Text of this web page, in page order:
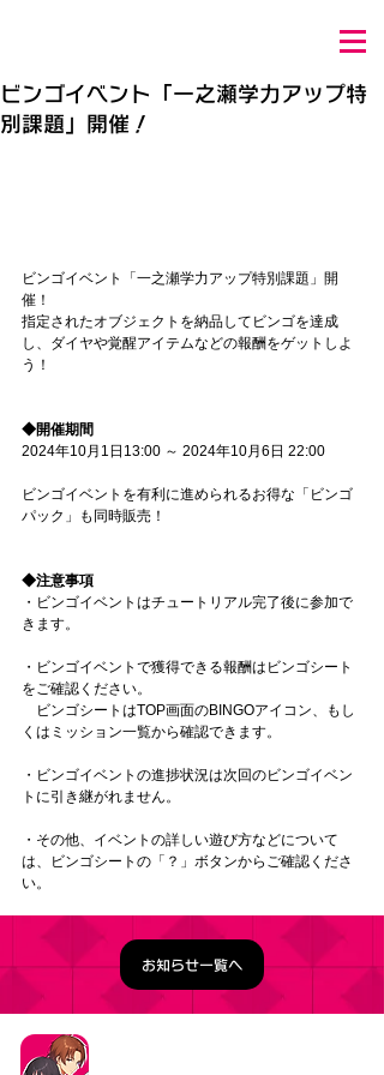
ビンゴイベント「一之瀬学力アップ特
別課題」開催！
ビンゴイベント「一之瀬学力アップ特別課題」開
催！
指定されたオブジェクトを納品してビンゴを達成
し、ダイヤや覚醒アイテムなどの報酬をゲットしよ
う！
◆開催期間
2024年10月1日13:00 ～ 2024年10月6日 22:00
ビンゴイベントを有利に進められるお得な「ビンゴ
パック」も同時販売！
◆注意事項
・ビンゴイベントはチュートリアル完了後に参加で
きます。
・ビンゴイベントで獲得できる報酬はビンゴシート
をご確認ください。
ビンゴシートはTOP画面のBINGOアイコン、もし
くはミッション一覧から確認できます。
・ビンゴイベントの進捗状況は次回のビンゴイベン
トに引き継がれません。
・その他、イベントの詳しい遊び方などについて
は、ビンゴシートの「？」ボタンからご確認くださ
い。
お知らせ一覧へ